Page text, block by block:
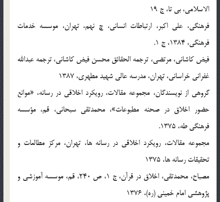
الاسلامي، بي تا، ج 19
فرهنگي، علي اکبر، ارتباطات انساني، چ نهم، تهران، موسسه خدمات
فرهنگي، 1384، ج 1.
فيض کاشاني، مرتضي، ترجمه الحقائق محسن فيض کاشاني، ترجمه عبدالله
غفراني خراساني، تهران، مدرسه عالي شهيد مطهري، 1387
گروهي از نويسندگان، مجموعه مقالات، رويکرد اخلاقي در رسانه، «موانع
حضور اخلاق در صحنه مطبوعات»، محمدتقي سبحاني، قم، مؤسسه
فرهنگي طه، 1375.
مجموعه مقالات، رويکرد اخلاقي در رسانه ها، تهران، مرکز مطالعات و
تحقيقات رسانه ها، 1375
مصباح، محمدتقي، اخلاق در قرآن، ج 1، ص 240، قم، موسسه آموزشي و
پژوهشي امام خميني (ره)، 1376